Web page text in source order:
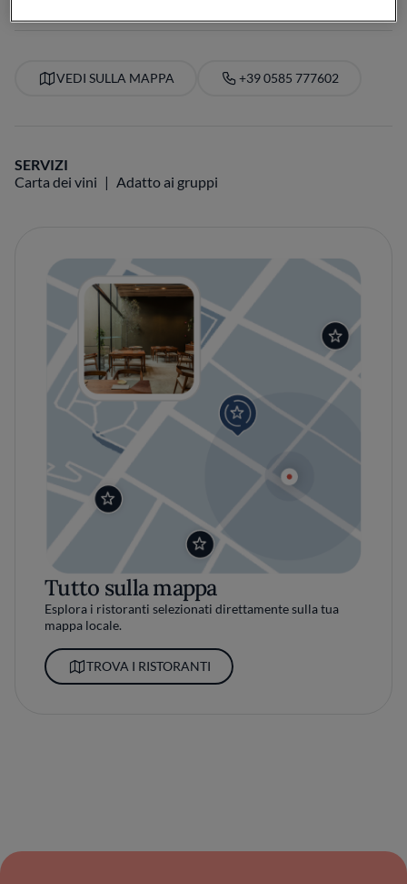
VEDI SULLA MAPPA +39 0585 777602
SERVIZI
Carta dei vini
Adatto ai gruppi
Tutto sulla mappa
Esplora i ristoranti selezionati direttamente sulla tua
mappa locale.
TROVA I RISTORANTI